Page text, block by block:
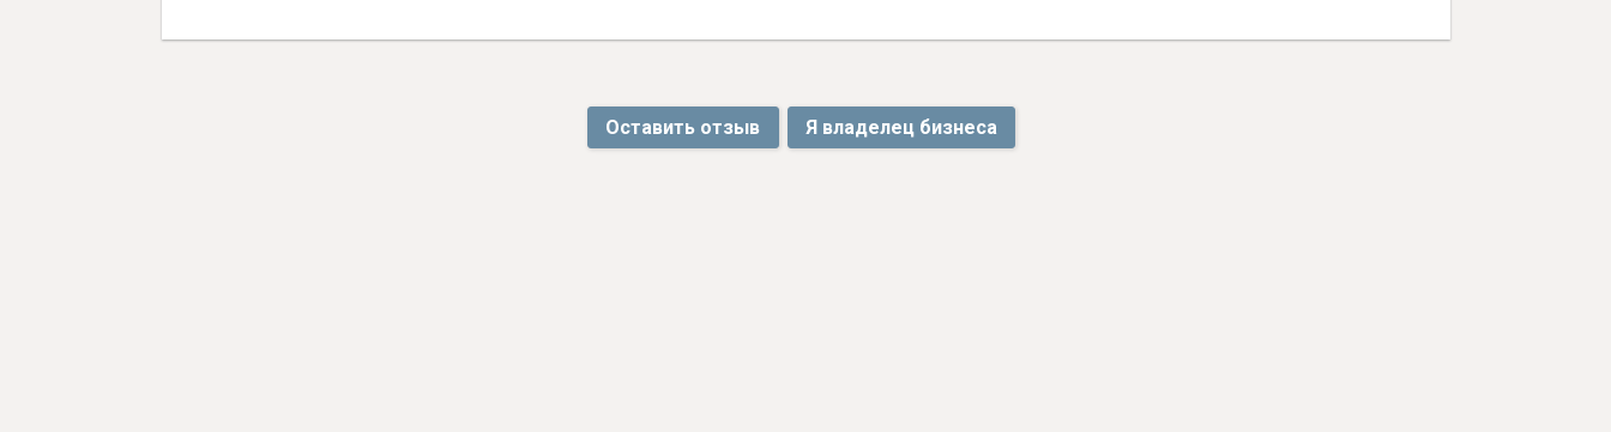
Оставить отзыв Я владелец бизнеса